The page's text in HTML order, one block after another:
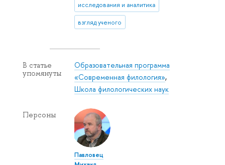
исследования и аналитика
взгляд ученого
В статье
упомянуты
Образовательная программа
«Современная филология»,
Школа филологических наук
Персоны
Павловец